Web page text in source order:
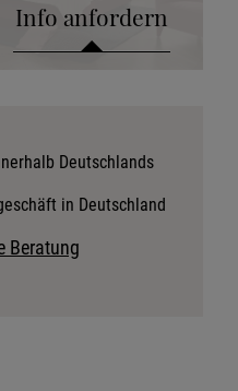
Info anfordern
anfordern
anfordern
Deutschlands
in Deutschland
Beratung